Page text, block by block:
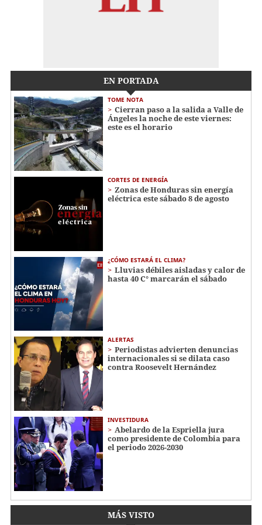
EN PORTADA
TOME NOTA
Cierran paso a la salida a Valle de
Ángeles la noche de este viernes:
este es el horario
CORTES DE ENERGÍA
Zonas de Honduras sin energía
eléctrica este sábado 8 de agosto
¿CÓMO ESTARÁ EL CLIMA?
Lluvias débiles aisladas y calor de
hasta 40 C° marcarán el sábado
ALERTAS
Periodistas advierten denuncias
internacionales si se dilata caso
contra Roosevelt Hernández
INVESTIDURA
Abelardo de la Espriella jura
como presidente de Colombia para
el periodo 2026-2030
MÁS VISTO